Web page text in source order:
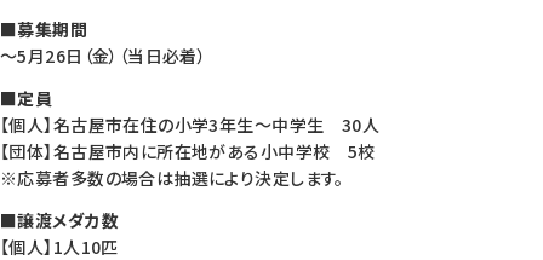
■募集期間
～5月26日（金）（当日必着）
■定員
【個人】名古屋市在住の小学3年生～中学生 30人
【団体】名古屋市内に所在地がある小中学校 5校
※応募者多数の場合は抽選により決定します。
■譲渡メダカ数
【個人】1人10匹